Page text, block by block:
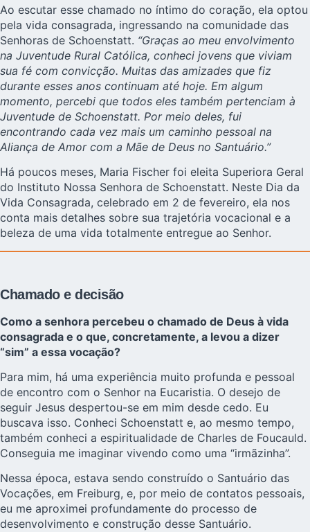
Ao escutar esse chamado no íntimo do coração, ela optou
pela vida consagrada, ingressando na comunidade das
Senhoras de Schoenstatt. “Graças ao meu envolvimento
na Juventude Rural Católica, conheci jovens que viviam
sua fé com convicção. Muitas das amizades que fiz
durante esses anos continuam até hoje. Em algum
momento, percebi que todos eles também pertenciam à
Juventude de Schoenstatt. Por meio deles, fui
encontrando cada vez mais um caminho pessoal na
Aliança de Amor com a Mãe de Deus no Santuário.”
Há poucos meses, Maria Fischer foi eleita Superiora Geral
do Instituto Nossa Senhora de Schoenstatt. Neste Dia da
Vida Consagrada, celebrado em 2 de fevereiro, ela nos
conta mais detalhes sobre sua trajetória vocacional e a
beleza de uma vida totalmente entregue ao Senhor.
Chamado e decisão
Como a senhora percebeu o chamado de Deus à vida
consagrada e o que, concretamente, a levou a dizer
“sim” a essa vocação?
Para mim, há uma experiência muito profunda e pessoal
de encontro com o Senhor na Eucaristia. O desejo de
seguir Jesus despertou-se em mim desde cedo. Eu
buscava isso. Conheci Schoenstatt e, ao mesmo tempo,
também conheci a espiritualidade de Charles de Foucauld.
Conseguia me imaginar vivendo como uma “irmãzinha”.
Nessa época, estava sendo construído o Santuário das
Vocações, em Freiburg, e, por meio de contatos pessoais,
eu me aproximei profundamente do processo de
desenvolvimento e construção desse Santuário.